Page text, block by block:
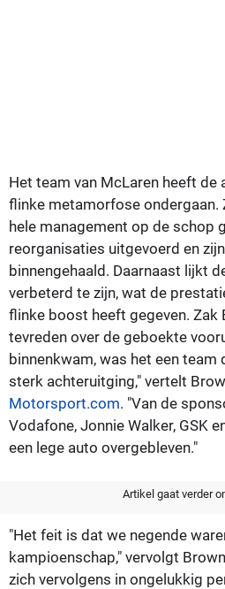
Het team van McLaren heeft de
flinke metamorfose ondergaan.
hele management op de schop
reorganisaties uitgevoerd en
binnengehaald. Daarnaast lijkt
verbeterd te zijn, wat de
flinke boost heeft gegeven. Zak
tevreden over de geboekte
binnenkwam, was het een team
sterk achteruitging," vertelt
Motorsport.com. "Van de
Vodafone, Jonnie Walker, GSK
een lege auto overgebleven."
Artikel gaat verder
"Het feit is dat we negende
kampioenschap," vervolgt
zich vervolgens in ongelukkig